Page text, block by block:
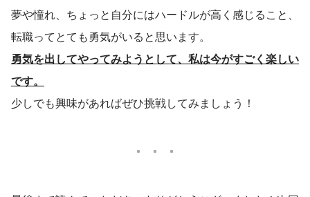
夢や憧れ、ちょっと自分にはハードルが高く感じること、
転職ってとても勇気がいると思います。
勇気を出してやってみようとして、私は今がすごく楽しい
です。
少しでも興味があればぜひ挑戦してみましょう！